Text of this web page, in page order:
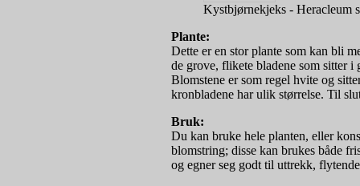
Kystbjørnekjeks - Heracleum
Plante:
Dette er en stor plante som kan bli
de grove, flikete bladene som sitter
Blomstene er som regel hvite og
kronbladene har ulik størrelse. Til
Bruk:
Du kan bruke hele planten, eller
blomstring; disse kan brukes både
og egner seg godt til uttrekk,